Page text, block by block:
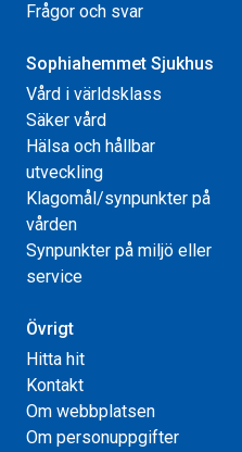
Frågor och svar
Sophiahemmet Sjukhus
Vård i världsklass
Säker vård
Hälsa och hållbar
utveckling
Klagomål/synpunkter på
vården
Synpunkter på miljö eller
service
Övrigt
Hitta hit
Kontakt
Om webbplatsen
Om personuppgifter